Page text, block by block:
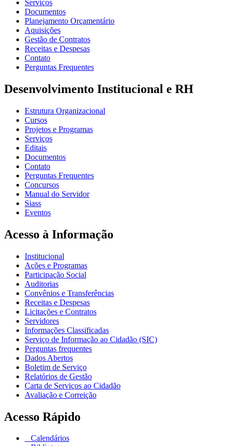
Serviços
Documentos
Planejamento Orçamentário
Aquisições
Gestão de Contratos
Receitas e Despesas
Contato
Perguntas Frequentes
Desenvolvimento Institucional e RH
Estrutura Organizacional
Cursos
Projetos e Programas
Serviços
Editais
Documentos
Contato
Perguntas Frequentes
Concursos
Manual do Servidor
Siass
Eventos
Acesso à Informação
Institucional
Ações e Programas
Participação Social
Auditorias
Convênios e Transferências
Receitas e Despesas
Licitações e Contratos
Servidores
Informações Classificadas
Serviço de Informação ao Cidadão (SIC)
Perguntas frequentes
Dados Abertos
Boletim de Serviço
Relatórios de Gestão
Carta de Serviços ao Cidadão
Avaliação e Correição
Acesso Rápido
Calendários